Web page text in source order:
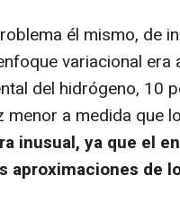
él mismo, de
variacional era
del hidrógeno, 10
a medida que
inusual, ya que el
aproximaciones de